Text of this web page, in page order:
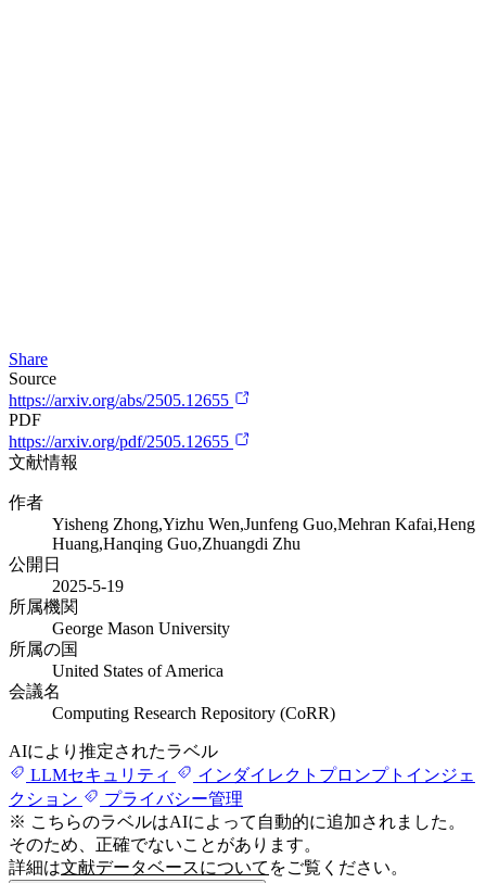
Share
Source
https://arxiv.org/abs/2505.12655
PDF
https://arxiv.org/pdf/2505.12655
文献情報
作者
Yisheng Zhong,Yizhu Wen,Junfeng Guo,Mehran Kafai,Heng
Huang,Hanqing Guo,Zhuangdi Zhu
公開日
2025-5-19
所属機関
George Mason University
所属の国
United States of America
会議名
Computing Research Repository (CoRR)
AIにより推定されたラベル
LLMセキュリティ
インダイレクトプロンプトインジェ
クション
プライバシー管理
※ こちらのラベルはAIによって自動的に追加されました。
そのため、正確でないことがあります。
詳細は文献データベースについて をご覧ください。